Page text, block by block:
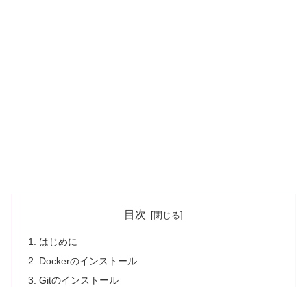
目次
はじめに
Dockerのインストール
Gitのインストール